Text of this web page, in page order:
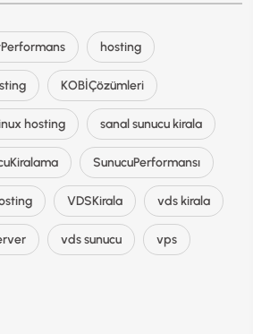
hosting
KOBİÇözümleri
hosting sanal sunucu kirala
SunucuPerformansı
VDSKirala vds kirala
vds sunucu vps